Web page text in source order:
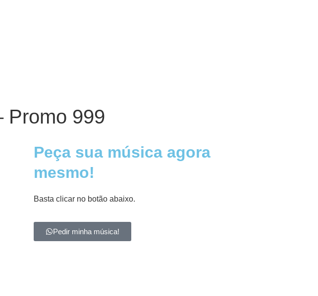
Promo 999
Peça sua música agora
mesmo!
Basta clicar no botão abaixo.
Pedir minha música!